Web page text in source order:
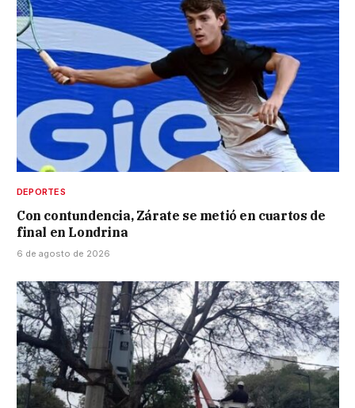
DEPORTES
Con contundencia, Zárate se metió en cuartos de
final en Londrina
6 de agosto de 2026